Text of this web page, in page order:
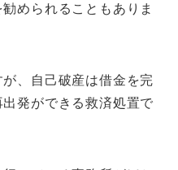
められることもありま
、自己破産は借金を完
発ができる救済処置で